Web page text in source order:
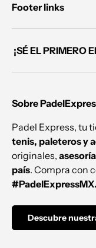
Footer links
¡SÉ EL PRIMERO
Sobre
Padel Express, tu
tenis, paleteros y
originales,
país. Compra con
#PadelExpressMX.
Descubre